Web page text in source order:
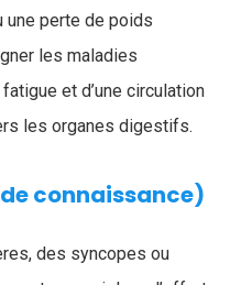
une perte de poids
les maladies
et d’une circulation
les organes digestifs.
connaissance)
des syncopes ou